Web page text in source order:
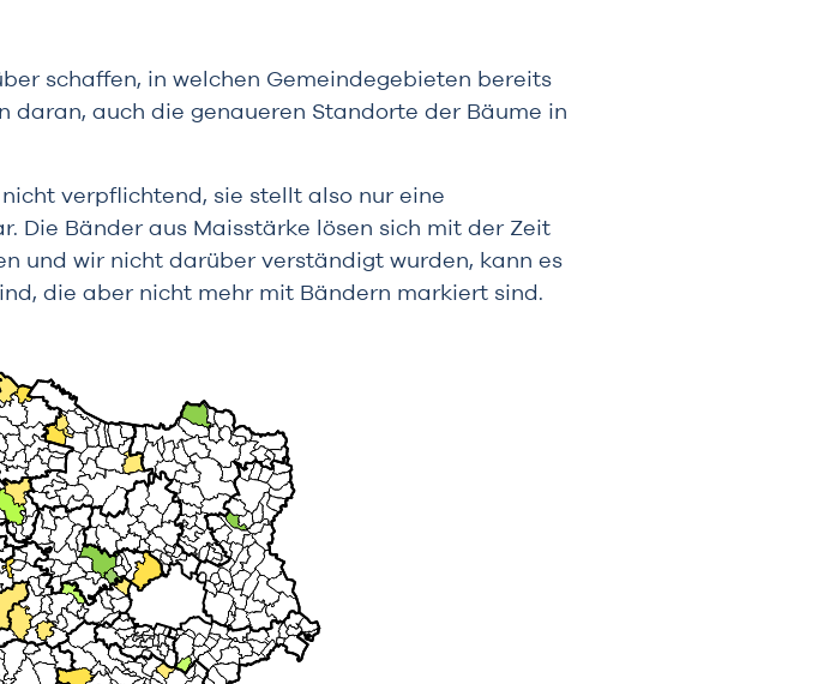
schaffen, in welchen Gemeindegebieten bereits
daran, auch die genaueren Standorte der Bäume in
verpflichtend, sie stellt also nur eine
Die Bänder aus Maisstärke lösen sich mit der Zeit
und wir nicht darüber verständigt wurden, kann es
die aber nicht mehr mit Bändern markiert sind.